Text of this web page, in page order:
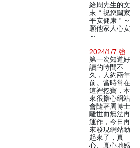
給周先生的文
末＂祝您闔家
平安健康＂～
願他家人心安
～
2024/1/7 強
第一次知道好
讀的時間不
久，大約兩年
前。當時常在
這裡挖寶，本
來很擔心網站
會隨著周博士
離世而無法再
運作，今日再
來發現網站動
起來了，真
心、真心地感